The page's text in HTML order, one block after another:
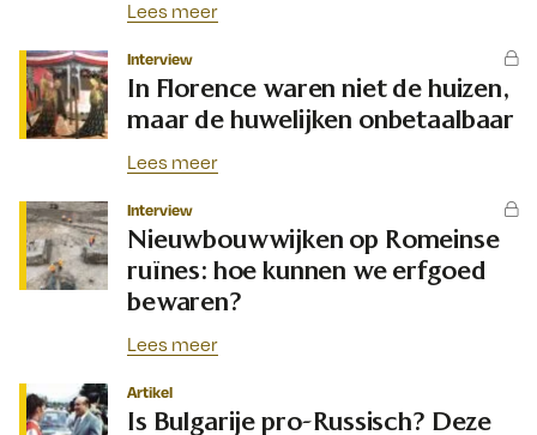
Lees meer
Interview
In Florence waren niet de huizen,
maar de huwelijken onbetaalbaar
Lees meer
Interview
Nieuwbouwwijken op Romeinse
ruïnes: hoe kunnen we erfgoed
bewaren?
Lees meer
Artikel
Is Bulgarije pro-Russisch? Deze